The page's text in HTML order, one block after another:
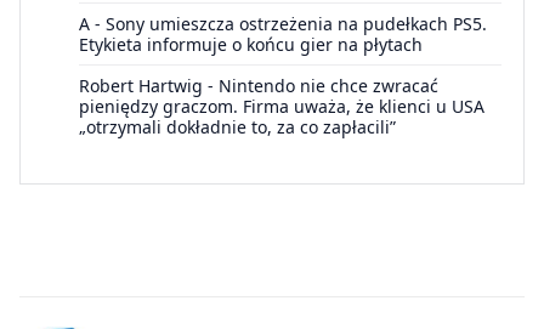
A - Sony umieszcza ostrzeżenia na pudełkach PS5.
Etykieta informuje o końcu gier na płytach
Robert Hartwig - Nintendo nie chce zwracać
pieniędzy graczom. Firma uważa, że klienci u USA
„otrzymali dokładnie to, za co zapłacili”